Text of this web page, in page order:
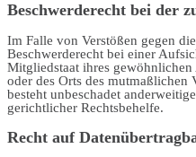
Beschwerde­recht bei der
Im Falle von Verstößen gegen
Beschwerderecht bei einer
Mitgliedstaat ihres
oder des Orts des mutmaßlichen
besteht unbeschadet
gerichtlicher Rechtsbehelfe.
Recht auf